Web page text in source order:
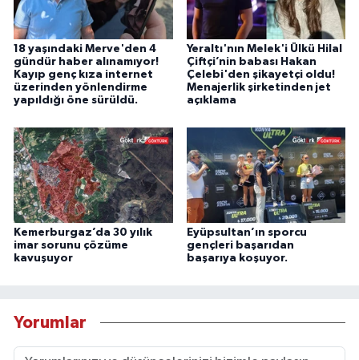
18 yaşındaki Merve'den 4
gündür haber alınamıyor!
Kayıp genç kıza internet
üzerinden yönlendirme
yapıldığı öne sürüldü.
Yeraltı'nın Melek'i Ülkü Hilal
Çiftçi’nin babası Hakan
Çelebi'den şikayetçi oldu!
Menajerlik şirketinden jet
açıklama
Kemerburgaz’da 30 yılık
imar sorunu çözüme
kavuşuyor
Eyüpsultan’ın sporcu
gençleri başarıdan
başarıya koşuyor.
Yorumlar